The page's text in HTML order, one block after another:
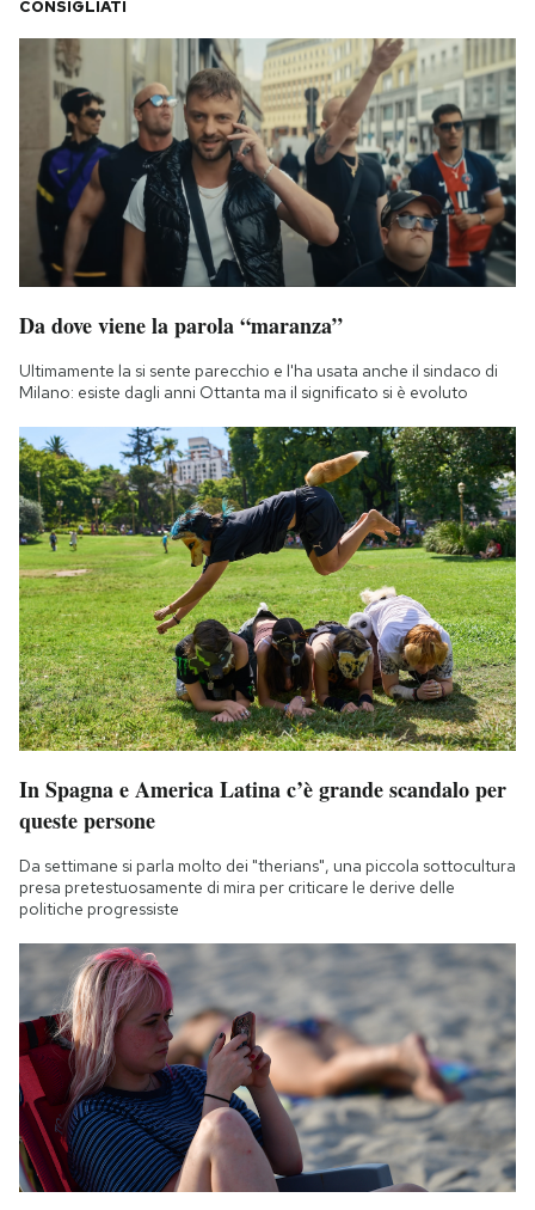
CONSIGLIATI
Da dove viene la parola “maranza”
Ultimamente la si sente parecchio e l'ha usata anche il sindaco di
Milano: esiste dagli anni Ottanta ma il significato si è evoluto
In Spagna e America Latina c’è grande scandalo per
queste persone
Da settimane si parla molto dei "therians", una piccola sottocultura
presa pretestuosamente di mira per criticare le derive delle
politiche progressiste